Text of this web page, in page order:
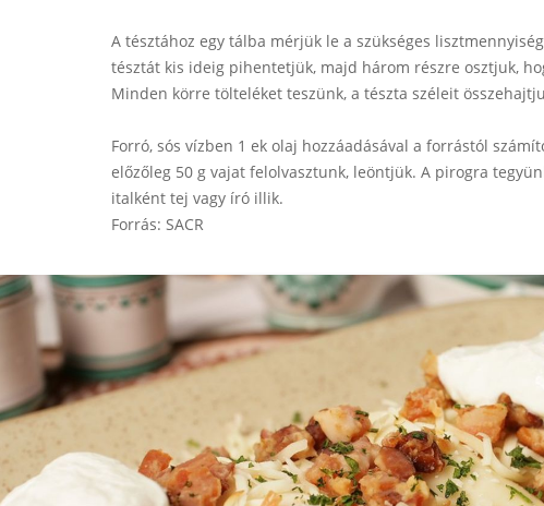
A tésztához egy tálba mérjük le a szükséges
tésztát kis ideig pihentetjük, majd három részre osztjuk,
Minden körre tölteléket teszünk, a tészta széleit
Forró, sós vízben 1 ek olaj hozzáadásával a forrástól
előzőleg 50 g vajat felolvasztunk, leöntjük. A pirogra
italként tej vagy író illik.
Forrás: SACR